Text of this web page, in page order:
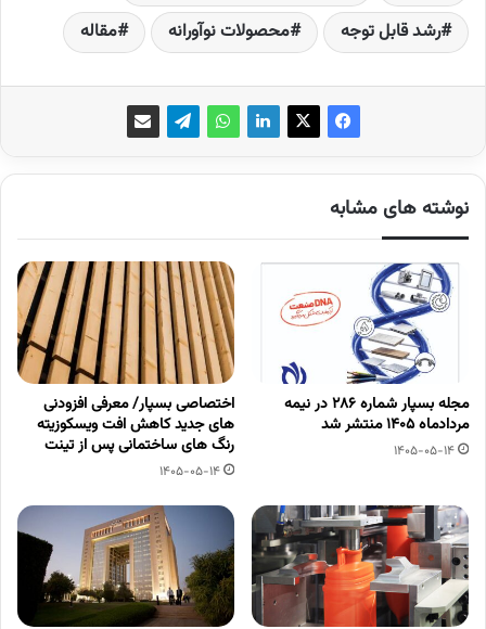
رشد قابل توجه
محصولات نوآورانه مقاله
نوشته های مشابه
مجله بسپار شماره 286 در نیمه
مردادماه 1405 منتشر شد
1405-05-14
اختصاصی بسپار/ معرفی افزودنی
های جدید کاهش افت ویسکوزیته
رنگ های ساختمانی پس از تینت
1405-05-14